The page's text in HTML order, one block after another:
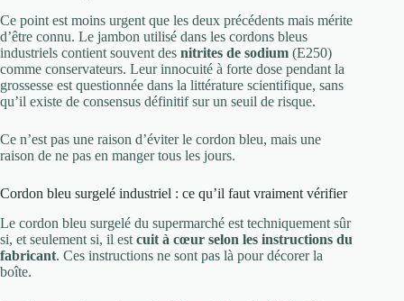
Ce point est moins urgent que les deux précédents mais mérite
d’être connu. Le jambon utilisé dans les cordons bleus
industriels contient souvent des nitrites de sodium (E250)
comme conservateurs. Leur innocuité à forte dose pendant la
grossesse est questionnée dans la littérature scientifique, sans
qu’il existe de consensus définitif sur un seuil de risque.
Ce n’est pas une raison d’éviter le cordon bleu, mais une
raison de ne pas en manger tous les jours.
Cordon bleu surgelé industriel : ce qu’il faut vraiment vérifier
Le cordon bleu surgelé du supermarché est techniquement sûr
si, et seulement si, il est cuit à cœur selon les instructions du
fabricant. Ces instructions ne sont pas là pour décorer la
boîte.